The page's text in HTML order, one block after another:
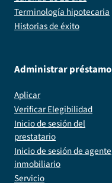
Terminología hipotecaria
Historias de éxito
Administrar préstamo
Aplicar
Verificar Elegibilidad
Inicio de sesión del
prestatario
Inicio de sesión de agente
inmobiliario
Servicio